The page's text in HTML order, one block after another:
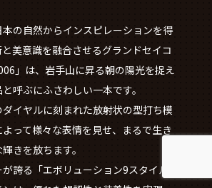
の自然からインスピレーションを得
美意識を融合させるグランドセイコ
」は、岩手山に昇る朝の陽光を捉え
呼ぶにふさわしい一本です。
イヤルに刻まれた放射状の型打ち模
って様々な表情を見せ、まるで生き
きを放ちます。
誇る「エボリューション9スタイル」